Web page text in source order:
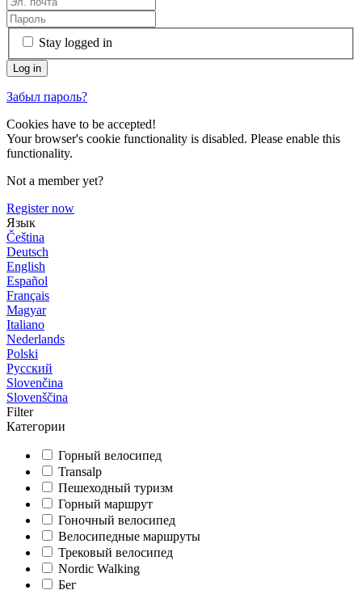
Stay logged in
Забыл пароль?
Cookies have to be accepted!
Your browser's cookie functionality is disabled. Please enable this
functionality.
Not a member yet?
Register now
Язык
Čeština
Deutsch
English
Español
Français
Magyar
Italiano
Nederlands
Polski
Русский
Slovenčina
Slovenščina
Filter
Категории
Горный велосипед
Transalp
Пешеходный туризм
Горный маршрут
Гоночный велосипед
Велосипедные маршруты
Трековый велосипед
Nordic Walking
Бег